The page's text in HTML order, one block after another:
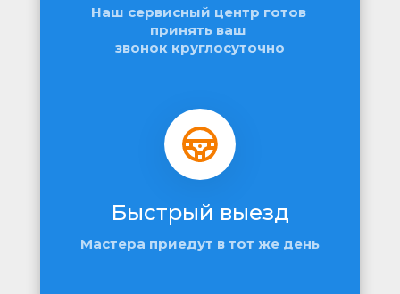
Быстрый выезд
Наш сервисный центр готов
принять ваш
звонок круглосуточно
Мастера приедут в тот же день